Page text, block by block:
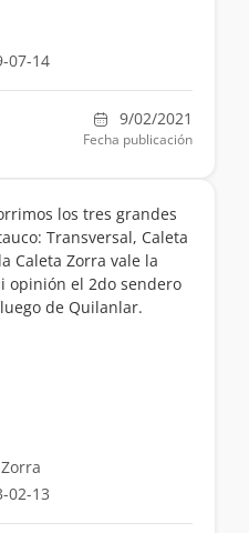
07-14
9/02/2021
Fecha publicación
los tres grandes
Transversal, Caleta
Caleta Zorra vale la
opinión el 2do sendero
de Quilanlar.
02-13